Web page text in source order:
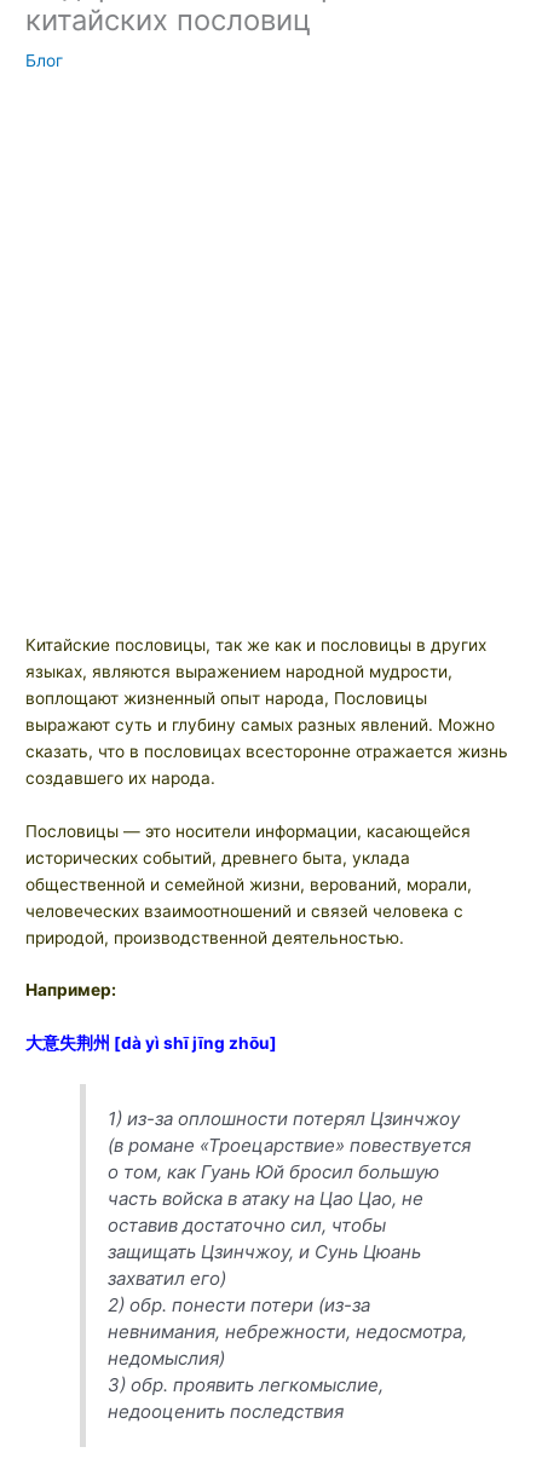
китайских пословиц
Блог
Китайские пословицы, так же как и пословицы в других
языках, являются выражением народной мудрости,
воплощают жизненный опыт народа, Пословицы
выражают суть и глубину самых разных явлений. Можно
сказать, что в пословицах всесторонне отражается жизнь
создавшего их народа.
Пословицы — это носители информации, касающейся
исторических событий, древнего быта, уклада
общественной и семейной жизни, верований, морали,
человеческих взаимоотношений и связей человека с
природой, производственной деятельностью.
Например:
大意失荆州 [dà yì shī jīng zhōu]
1) из-за оплошности потерял Цзинчжоу
(в романе «Троецарствие» повествуется
о том, как Гуань Юй бросил большую
часть войска в атаку на Цао Цао, не
оставив достаточно сил, чтобы
защищать Цзинчжоу, и Сунь Цюань
захватил его)
2)обр. понести потери (из-за
невнимания, небрежности, недосмотра,
недомыслия)
3)обр. проявить легкомыслие,
недооценить последствия